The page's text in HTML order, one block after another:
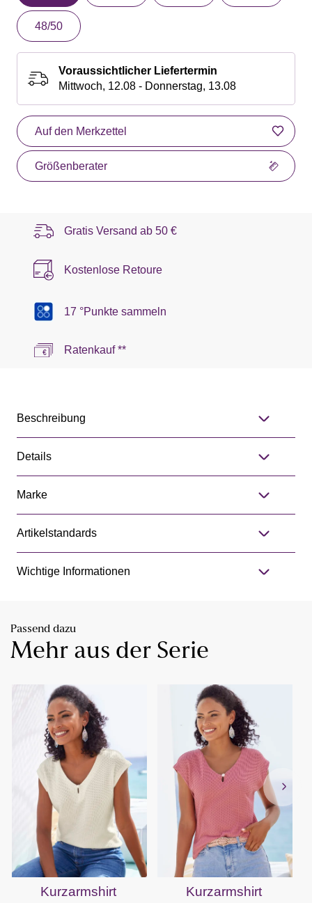
48/50
Voraussichtlicher Liefertermin
Mittwoch, 12.08 - Donnerstag, 13.08
Auf den Merkzettel
Größenberater
Gratis Versand ab 50 €
Kostenlose Retoure
17 °Punkte sammeln
Ratenkauf **
Beschreibung
Details
Marke
Artikelstandards
Wichtige Informationen
Passend dazu
Mehr aus der Serie
Kurzarmshirt Kurzarmshirt